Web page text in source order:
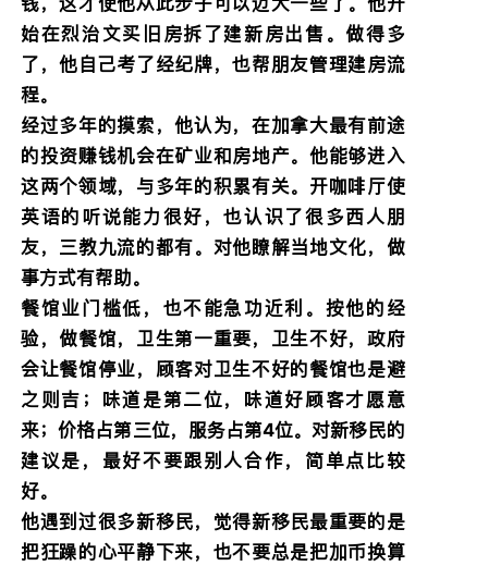
始在烈治文买旧房拆了建新房出售。做得多
了，他自己考了经纪牌，也帮朋友管理建房流
程。
经过多年的摸索，他认为，在加拿大最有前途
的投资赚钱机会在矿业和房地产。他能够进入
这两个领域，与多年的积累有关。开咖啡厅使
英语的听说能力很好，也认识了很多西人朋
友，三教九流的都有。对他瞭解当地文化，做
事方式有帮助。
餐馆业门槛低，也不能急功近利。按他的经
验，做餐馆，卫生第一重要，卫生不好，政府
会让餐馆停业，顾客对卫生不好的餐馆也是避
之则吉；味道是第二位，味道好顾客才愿意
来；价格占第三位，服务占第4位。对新移民的
建议是，最好不要跟别人合作，简单点比较
好。
他遇到过很多新移民，觉得新移民最重要的是
把狂躁的心平静下来，也不要总是把加币换算